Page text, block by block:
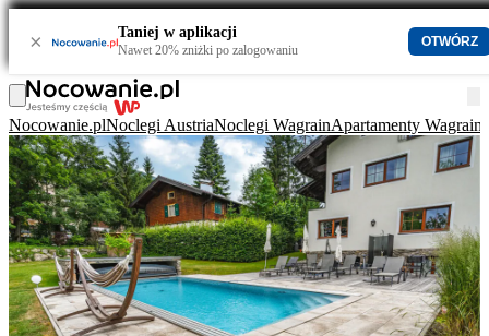
× Taniej w aplikacji
Nawet 20% zniżki po zalogowaniu
OTWÓRZ
Nocowanie.plNoclegi AustriaNoclegi WagrainApartamenty Wagrain